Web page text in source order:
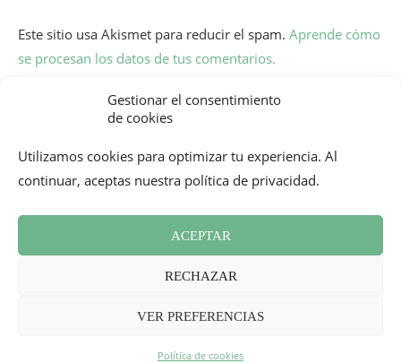
Gestionar el consentimiento
de cookies
Utilizamos cookies para optimizar tu experiencia. Al
continuar, aceptas nuestra política de privacidad.
ACEPTAR
RECHAZAR
VER PREFERENCIAS
Política de cookies
Este sitio usa Akismet para reducir el spam. Aprende cómo
se procesan los datos de tus comentarios.
Boletín informativo Contacto Política de cookies (UE)
Revisión de Prensa Términos y condiciones
2026 - Mademoiselle Bon Plan
VOLVER ARRIBA